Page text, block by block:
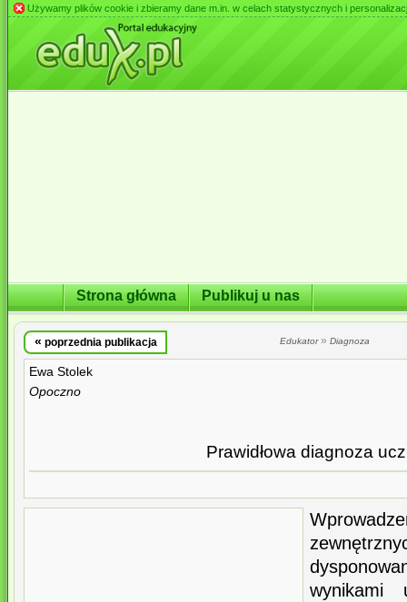
Używamy plików cookie i zbieramy dane m.in. w celach statystycznych i
Strona główna Publikuj u nas
« poprzednia publikacja Edukator» Diagnoza
Ewa Stolek
Opoczno
Prawidłowa diagnoza
wynikami